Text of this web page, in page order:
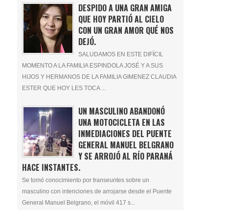
DESPIDO A UNA GRAN AMIGA
QUE HOY PARTIÓ AL CIELO
CON UN GRAN AMOR QUÉ NOS
DEJÓ.
SALUDAMOS EN ESTE DIFÍCIL
MOMENTO A LA FAMILIA ESPINDOLA JOSÉ Y A SUS
HIJOS Y HERMANOS DE LA FAMILIA GIMENEZ CLAUDIA
ESTER QUE HOY LES TOCA ...
UN MASCULINO ABANDONÓ
UNA MOTOCICLETA EN LAS
INMEDIACIONES DEL PUENTE
GENERAL MANUEL BELGRANO
Y SE ARROJÓ AL RÍO PARANÁ
HACE INSTANTES.
Se tomó conocimiento por transeuntes sobre un
masculino con intenciones de arrojarse desde el Puente
General Manuel Belgrano, el móvil 417 s...